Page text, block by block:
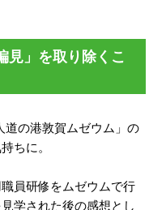
見」を取り除くこ
道の港敦賀ムゼウム」の
ちに。
員研修をムゼウムで行
学された後の感想とし